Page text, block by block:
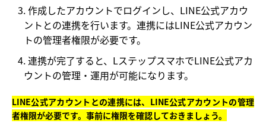
作成したアカウントでログインし、LINE公式アカウ
ントとの連携を行います。連携にはLINE公式アカウン
トの管理者権限が必要です。
連携が完了すると、LステップスマホでLINE公式アカ
ウントの管理・運用が可能になります。
LINE公式アカウントとの連携には、LINE公式アカウントの管理
者権限が必要です。事前に権限を確認しておきましょう。